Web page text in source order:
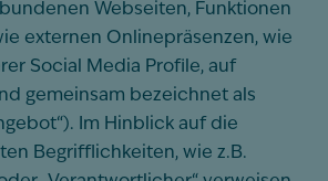
Webseiten, Funktionen
externen Onlinepräsenzen, wie
Social Media Profile, auf
gemeinsam bezeichnet als
Im Hinblick auf die
Begrifflichkeiten, wie z.B.